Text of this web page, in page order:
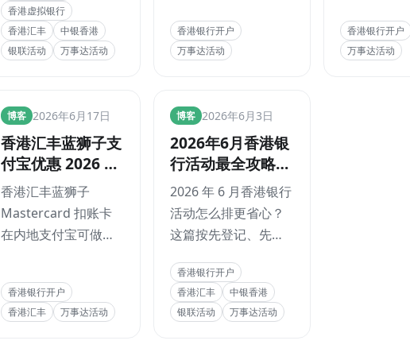
赠、最后补有门槛消
费的顺序，把ZA
Bank、澳门蚂蚁银
行、香港汇丰、信银
国际、工银亚洲、恒
生、中银香港、建银
亚洲、银联和万事达
重点活动一次理清。
香港虚拟银行
香港汇丰
中银香港
银联活动
万事达活动
佳宝消费的香港用
户。本文整理
HK$1,800 限时迎新、
CNY 220 绑卡礼、每
月 18 日 95 折券、
1.95% 外币交易费
用、申请资格和
inMotion 申请步骤。
香港银行开户
万事达活动
8 月 31 日
外币签账回
现金回赠、
香港银行开户
万事达活动
TT说卡
博客 2026年6月17日
香港汇丰蓝狮子支
付宝优惠 2026 攻
略：最高 240 元
怎么领，首次绑卡
60 + 每月 30 能不
能拿满？
香港汇丰蓝狮子
Mastercard 扣账卡
在内地支付宝可做的
心就是首次绑卡 60 元
优惠券 + 每月 30 元即
时折扣，推广期内最
香港银行开户
香港汇丰
万事达活动
TT说卡
博客 2026年6月3日
2026年6月香港银
行活动最全攻略：
汇丰PayMe、恒
生、中银香港、银
联、万事达先刷哪
张最划算
2026 年 6 月香港银行
活动怎么排更省心？
这篇按先登记、先低
最后补位账户的顺
序，把汇丰 PayMe、
恒生、中银香港、信
香港银行开户
香港汇丰
中银香港
银联活动
万事达活动